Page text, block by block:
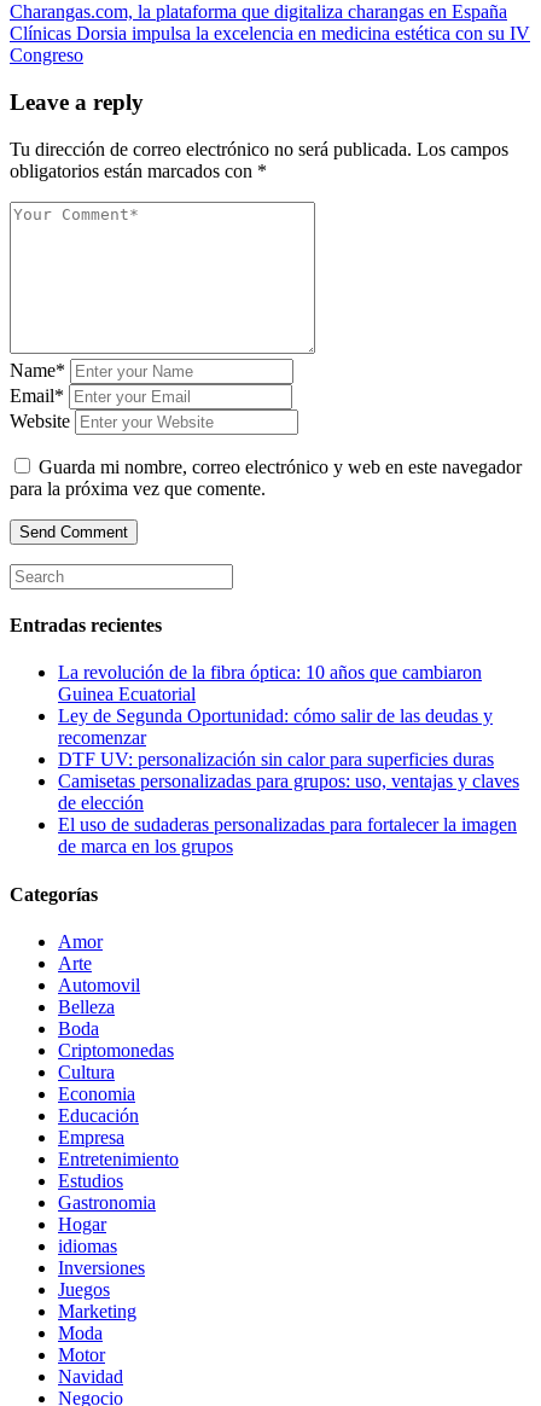
Charangas.com, la plataforma que digitaliza charangas en España
Clínicas Dorsia impulsa la excelencia en medicina estética con su IV
Congreso
Leave a reply
Tu dirección de correo electrónico no será publicada. Los campos
obligatorios están marcados con *
Name*
Email*
Website
Guarda mi nombre, correo electrónico y web en este navegador
para la próxima vez que comente.
Entradas recientes
La revolución de la fibra óptica: 10 años que cambiaron
Guinea Ecuatorial
Ley de Segunda Oportunidad: cómo salir de las deudas y
recomenzar
DTF UV: personalización sin calor para superficies duras
Camisetas personalizadas para grupos: uso, ventajas y claves
de elección
El uso de sudaderas personalizadas para fortalecer la imagen
de marca en los grupos
Categorías
Amor
Arte
Automovil
Belleza
Boda
Criptomonedas
Cultura
Economia
Educación
Empresa
Entretenimiento
Estudios
Gastronomia
Hogar
idiomas
Inversiones
Juegos
Marketing
Moda
Motor
Navidad
Negocio